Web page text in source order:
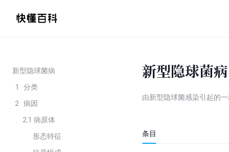
新型隐球菌病
1
分类
2 病因
2.1 病原体
形态特征
新型隐球菌病
由新型隐球菌感染引起的
条目